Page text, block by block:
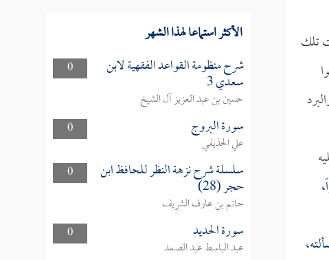
تلك
الأكثر استماعا لهذا الشهر
0 شرح منظومة القواعد الفقهية لابن
سعدي 3
حسين بن عبد العزيز آل الشيخ
0
سورة البروج
علي الحذيفي
0
سلسلة شرح نزهة النظر للحافظ ابن
حجر (28)
حاتم بن عارف الشريف
0
سورة الحديد
عبد الباسط عبد الصمد